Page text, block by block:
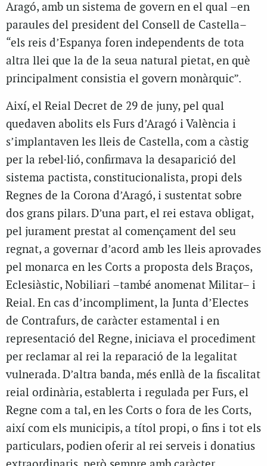
Aragó, amb un sistema de govern en el qual –en
paraules del president del Consell de Castella–
“els reis d’Espanya foren independents de tota
altra llei que la de la seua natural pietat, en què
principalment consistia el govern monàrquic”.
Així, el Reial Decret de 29 de juny, pel qual
quedaven abolits els Furs d’Aragó i València i
s’implantaven les lleis de Castella, com a càstig
per la rebel·lió, confirmava la desaparició del
sistema pactista, constitucionalista, propi dels
Regnes de la Corona d’Aragó, i sustentat sobre
dos grans pilars. D’una part, el rei estava obligat,
pel jurament prestat al començament del seu
regnat, a governar d’acord amb les lleis aprovades
pel monarca en les Corts a proposta dels Braços,
Eclesiàstic, Nobiliari –també anomenat Militar– i
Reial. En cas d’incompliment, la Junta d’Electes
de Contrafurs, de caràcter estamental i en
representació del Regne, iniciava el procediment
per reclamar al rei la reparació de la legalitat
vulnerada. D’altra banda, més enllà de la fiscalitat
reial ordinària, establerta i regulada per Furs, el
Regne com a tal, en les Corts o fora de les Corts,
així com els municipis, a títol propi, o fins i tot els
particulars, podien oferir al rei serveis i donatius